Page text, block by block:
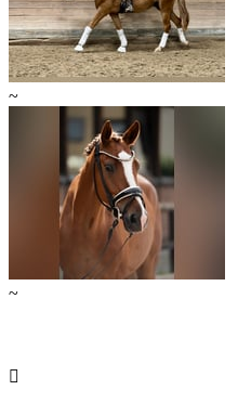
~
~
